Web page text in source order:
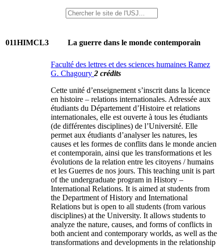
011HIMCL3 La guerre dans le monde contemporain
Faculté des lettres et des sciences humaines Ramez
G. Chagoury 2 crédits
Cette unité d’enseignement s’inscrit dans la licence
en histoire – relations internationales. Adressée aux
étudiants du Département d’Histoire et relations
internationales, elle est ouverte à tous les étudiants
(de différentes disciplines) de l’Université. Elle
permet aux étudiants d’analyser les natures, les
causes et les formes de conflits dans le monde ancien
et contemporain, ainsi que les transformations et les
évolutions de la relation entre les citoyens / humains
et les Guerres de nos jours. This teaching unit is part
of the undergraduate program in History –
International Relations. It is aimed at students from
the Department of History and International
Relations but is open to all students (from various
disciplines) at the University. It allows students to
analyze the nature, causes, and forms of conflicts in
both ancient and contemporary worlds, as well as the
transformations and developments in the relationship